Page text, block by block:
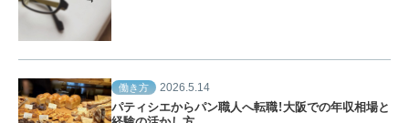
働き方 2026.5.14
パティシエからパン職人へ転職！大阪での年収相場と